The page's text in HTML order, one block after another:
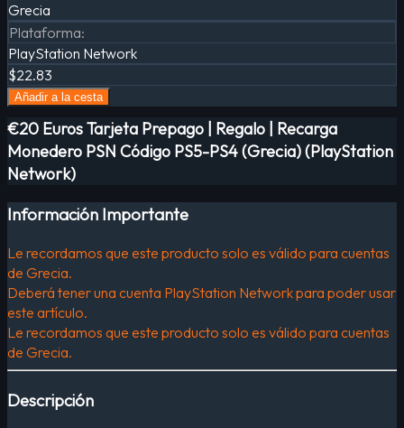
Grecia
Plataforma:
PlayStation Network
$22.83
Añadir a la cesta
€20 Euros Tarjeta Prepago | Regalo | Recarga
Monedero PSN Código PS5-PS4 (Grecia) (PlayStation
Network)
Información Importante
Le recordamos que este producto solo es válido para cuentas
de Grecia.
Deberá tener una cuenta PlayStation Network para poder usar
este artículo.
Le recordamos que este producto solo es válido para cuentas
de Grecia.
Descripción